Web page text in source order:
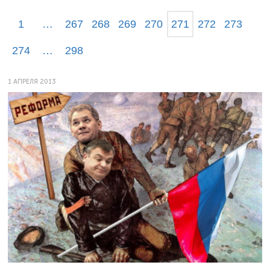
1 … 267 268 269 270 271 272 273
274 … 298
1 АПРЕЛЯ 2013